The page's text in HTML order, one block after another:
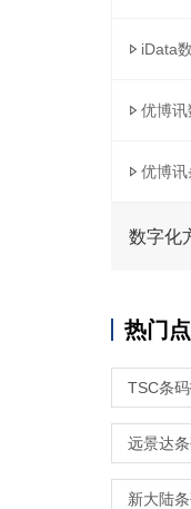
iData
优博讯
优博
数字化
热门
TSC条
远景达
新大陆